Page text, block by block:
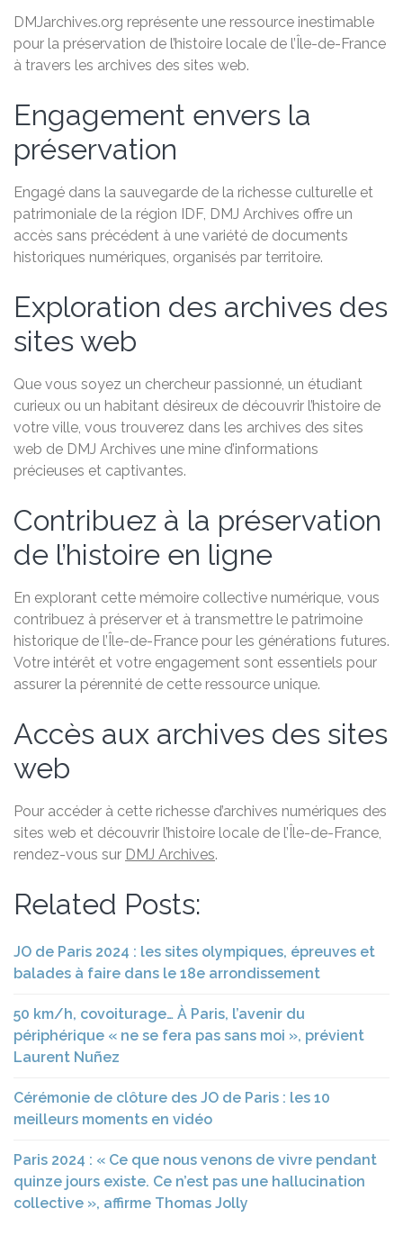
DMJarchives.org représente une ressource inestimable
pour la préservation de l’histoire locale de l’Île-de-France
à travers les archives des sites web.
Engagement envers la
préservation
Engagé dans la sauvegarde de la richesse culturelle et
patrimoniale de la région IDF, DMJ Archives offre un
accès sans précédent à une variété de documents
historiques numériques, organisés par territoire.
Exploration des archives des
sites web
Que vous soyez un chercheur passionné, un étudiant
curieux ou un habitant désireux de découvrir l’histoire de
votre ville, vous trouverez dans les archives des sites
web de DMJ Archives une mine d’informations
précieuses et captivantes.
Contribuez à la préservation
de l’histoire en ligne
En explorant cette mémoire collective numérique, vous
contribuez à préserver et à transmettre le patrimoine
historique de l’Île-de-France pour les générations futures.
Votre intérêt et votre engagement sont essentiels pour
assurer la pérennité de cette ressource unique.
Accès aux archives des sites
web
Pour accéder à cette richesse d’archives numériques des
sites web et découvrir l’histoire locale de l’Île-de-France,
rendez-vous sur DMJ Archives.
Related Posts:
JO de Paris 2024 : les sites olympiques, épreuves et
balades à faire dans le 18e arrondissement
50 km/h, covoiturage… À Paris, l’avenir du
périphérique « ne se fera pas sans moi », prévient
Laurent Nuñez
Cérémonie de clôture des JO de Paris : les 10
meilleurs moments en vidéo
Paris 2024 : « Ce que nous venons de vivre pendant
quinze jours existe. Ce n’est pas une hallucination
collective », affirme Thomas Jolly